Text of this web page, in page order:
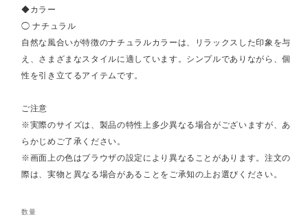
◆カラー
◯ ナチュラル
自然な風合いが特徴のナチュラルカラーは、リラックスした印象を与
え、さまざまなスタイルに適しています。シンプルでありながら、個
性を引き立てるアイテムです。
ご注意
※実際のサイズは、製品の特性上多少異なる場合がございますが、あ
らかじめご了承ください。
※画面上の色はブラウザの設定により異なることがあります。注文の
際は、実物と異なる場合があることをご承知の上お選びください。
数量